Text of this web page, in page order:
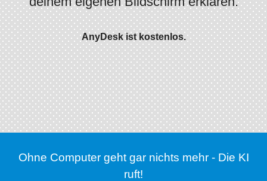
AnyDesk ist kostenlos.
Ohne Computer geht gar nichts mehr - Die KI
ruft!